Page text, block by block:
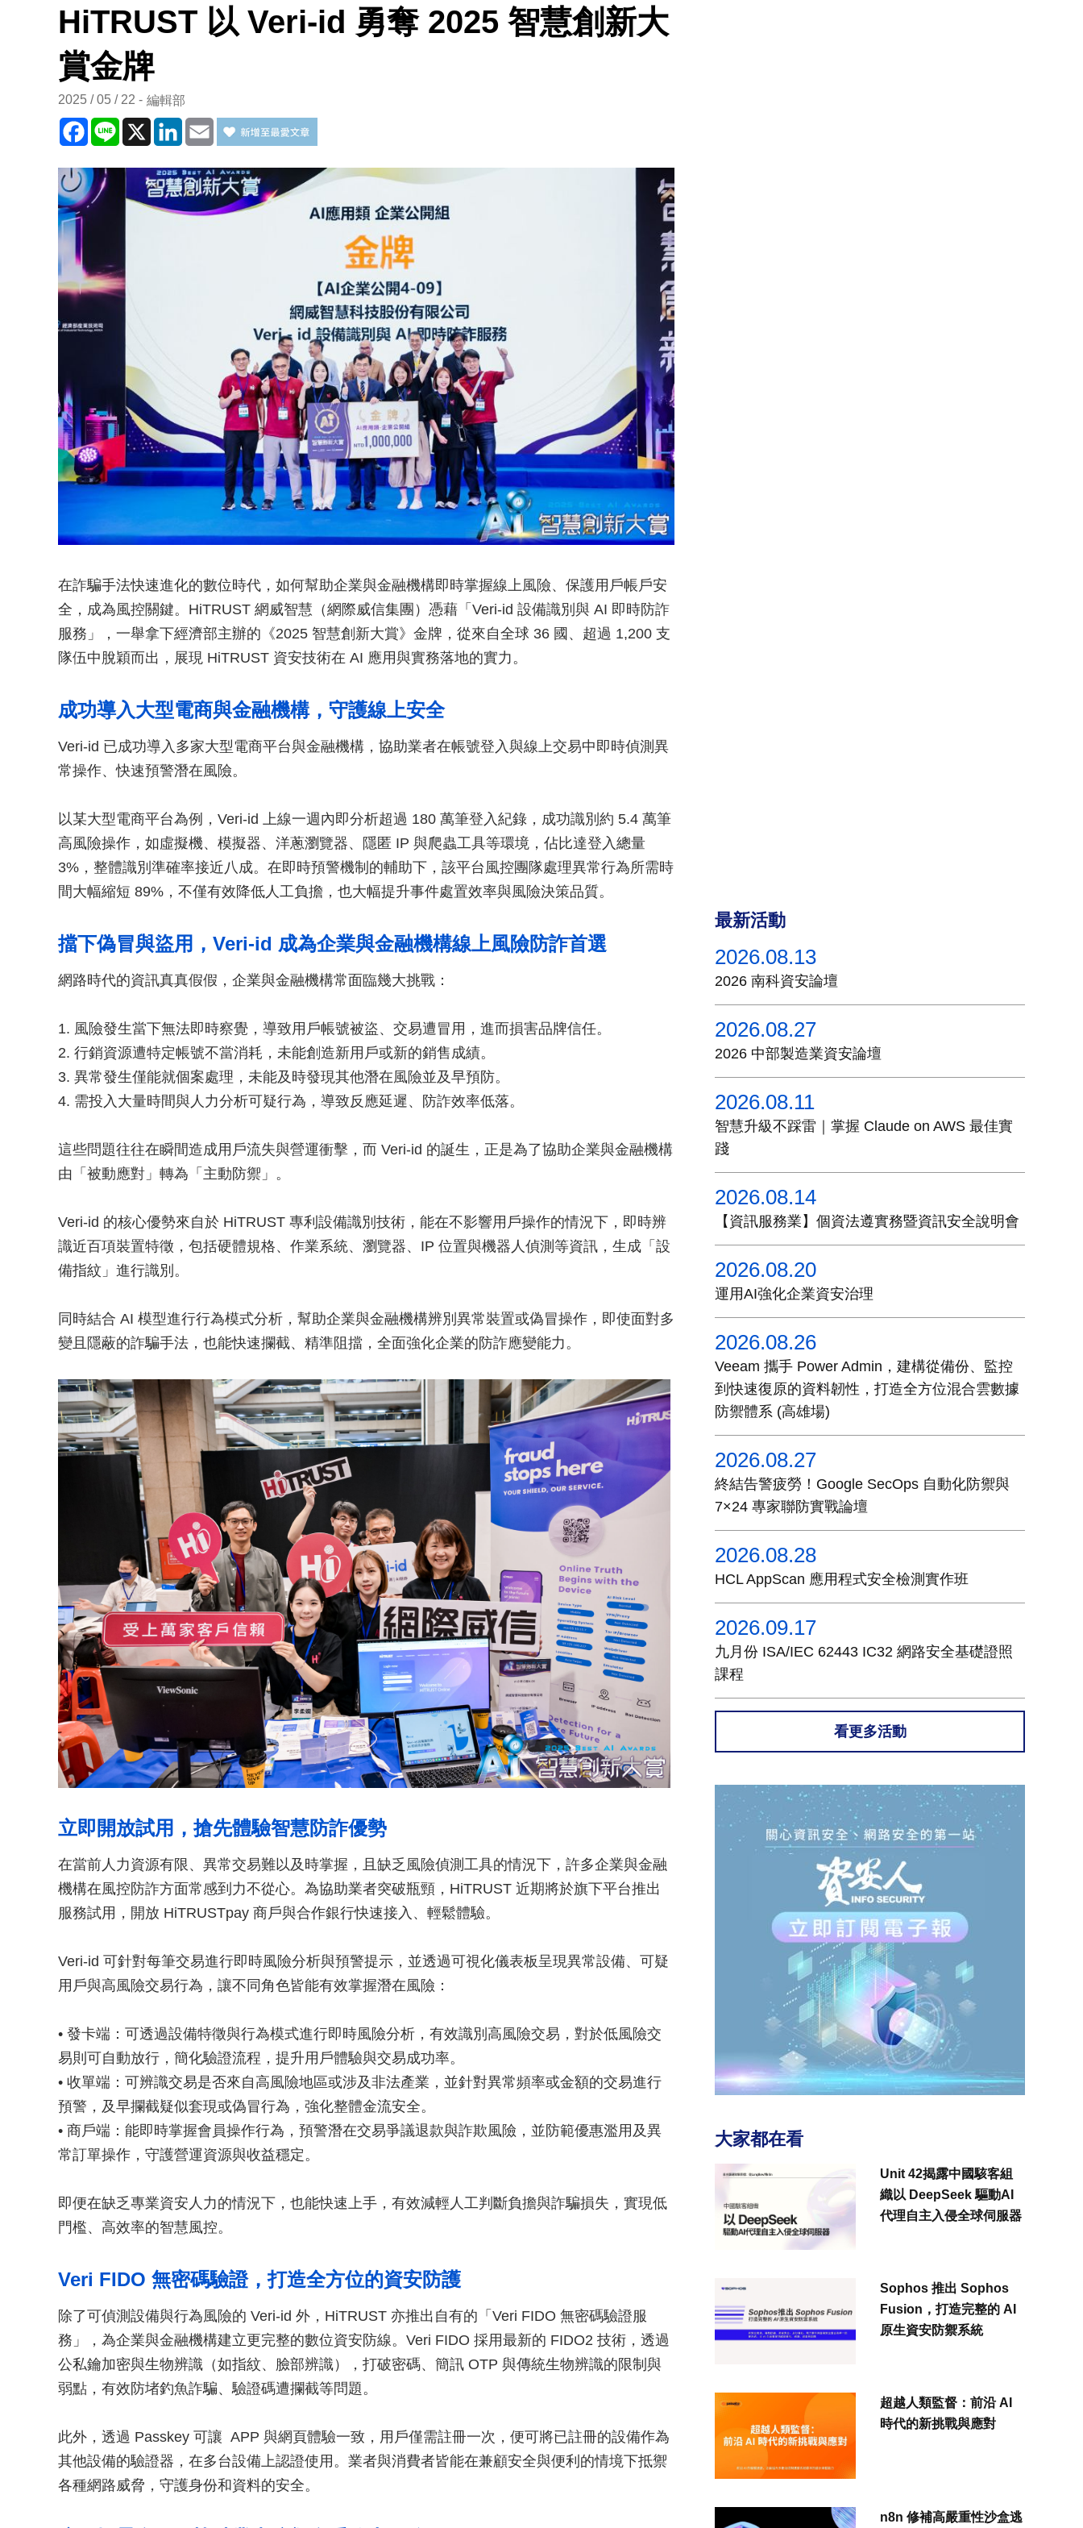
HiTRUST 以 Veri-id 勇奪 2025 智慧創新大
賞金牌
2025 / 05 / 22 編輯部
Facebook
Line X LinkedInEmail
在詐騙手法快速進化的數位時代，如何幫助企業與金融機構即時掌握線上風險、保護用戶帳戶安
全，成為風控關鍵。HiTRUST 網威智慧（網際威信集團）憑藉「Veri-id 設備識別與 AI 即時防詐
服務」，一舉拿下經濟部主辦的《2025 智慧創新大賞》金牌，從來自全球 36 國、超過 1,200 支
隊伍中脫穎而出，展現 HiTRUST 資安技術在 AI 應用與實務落地的實力。
成功導入大型電商與金融機構，守護線上安全
Veri-id 已成功導入多家大型電商平台與金融機構，協助業者在帳號登入與線上交易中即時偵測異
常操作、快速預警潛在風險。
以某大型電商平台為例，Veri-id 上線一週內即分析超過 180 萬筆登入紀錄，成功識別約 5.4 萬筆
高風險操作，如虛擬機、模擬器、洋蔥瀏覽器、隱匿 IP 與爬蟲工具等環境，佔比達登入總量
3%，整體識別準確率接近八成。在即時預警機制的輔助下，該平台風控團隊處理異常行為所需時
間大幅縮短 89%，不僅有效降低人工負擔，也大幅提升事件處置效率與風險決策品質。
擋下偽冒與盜用，Veri-id 成為企業與金融機構線上風險防詐首選
網路時代的資訊真真假假，企業與金融機構常面臨幾大挑戰：
1. 風險發生當下無法即時察覺，導致用戶帳號被盜、交易遭冒用，進而損害品牌信任。
2. 行銷資源遭特定帳號不當消耗，未能創造新用戶或新的銷售成績。
3. 異常發生僅能就個案處理，未能及時發現其他潛在風險並及早預防。
4. 需投入大量時間與人力分析可疑行為，導致反應延遲、防詐效率低落。
這些問題往往在瞬間造成用戶流失與營運衝擊，而 Veri-id 的誕生，正是為了協助企業與金融機構
由「被動應對」轉為「主動防禦」。
Veri-id 的核心優勢來自於 HiTRUST 專利設備識別技術，能在不影響用戶操作的情況下，即時辨
識近百項裝置特徵，包括硬體規格、作業系統、瀏覽器、IP 位置與機器人偵測等資訊，生成「設
備指紋」進行識別。
同時結合 AI 模型進行行為模式分析，幫助企業與金融機構辨別異常裝置或偽冒操作，即使面對多
變且隱蔽的詐騙手法，也能快速攔截、精準阻擋，全面強化企業的防詐應變能力。
立即開放試用，搶先體驗智慧防詐優勢
在當前人力資源有限、異常交易難以及時掌握，且缺乏風險偵測工具的情況下，許多企業與金融
機構在風控防詐方面常感到力不從心。為協助業者突破瓶頸，HiTRUST 近期將於旗下平台推出
服務試用，開放 HiTRUSTpay 商戶與合作銀行快速接入、輕鬆體驗。
Veri-id 可針對每筆交易進行即時風險分析與預警提示，並透過可視化儀表板呈現異常設備、可疑
用戶與高風險交易行為，讓不同角色皆能有效掌握潛在風險：
• 發卡端：可透過設備特徵與行為模式進行即時風險分析，有效識別高風險交易，對於低風險交
易則可自動放行，簡化驗證流程，提升用戶體驗與交易成功率。
• 收單端：可辨識交易是否來自高風險地區或涉及非法產業，並針對異常頻率或金額的交易進行
預警，及早攔截疑似套現或偽冒行為，強化整體金流安全。
• 商戶端：能即時掌握會員操作行為，預警潛在交易爭議退款與詐欺風險，並防範優惠濫用及異
常訂單操作，守護營運資源與收益穩定。
即便在缺乏專業資安人力的情況下，也能快速上手，有效減輕人工判斷負擔與詐騙損失，實現低
門檻、高效率的智慧風控。
Veri FIDO 無密碼驗證，打造全方位的資安防護
除了可偵測設備與行為風險的 Veri-id 外，HiTRUST 亦推出自有的「Veri FIDO 無密碼驗證服
務」，為企業與金融機構建立更完整的數位資安防線。Veri FIDO 採用最新的 FIDO2 技術，透過
公私鑰加密與生物辨識（如指紋、臉部辨識），打破密碼、簡訊 OTP 與傳統生物辨識的限制與
弱點，有效防堵釣魚詐騙、驗證碼遭攔截等問題。
此外，透過 Passkey 可讓 APP 與網頁體驗一致，用戶僅需註冊一次，便可將已註冊的設備作為
其他設備的驗證器，在多台設備上認證使用。業者與消費者皆能在兼顧安全與便利的情境下抵禦
各種網路威脅，守護身份和資料的安全。
最新活動
2026.08.13
2026 南科資安論壇
2026.08.27
2026 中部製造業資安論壇
2026.08.11
智慧升級不踩雷｜掌握 Claude on AWS 最佳實
踐
2026.08.14
【資訊服務業】個資法遵實務暨資訊安全說明會
2026.08.20
運用AI強化企業資安治理
2026.08.26
Veeam 攜手 Power Admin，建構從備份、監控
到快速復原的資料韌性，打造全方位混合雲數據
防禦體系 (高雄場)
2026.08.27
終結告警疲勞！Google SecOps 自動化防禦與
7×24 專家聯防實戰論壇
2026.08.28
HCL AppScan 應用程式安全檢測實作班
2026.09.17
九月份 ISA/IEC 62443 IC32 網路安全基礎證照
課程
看更多活動
大家都在看
Unit 42揭露中國駭客組
織以 DeepSeek 驅動AI
代理自主入侵全球伺服器
Sophos 推出 Sophos
Fusion，打造完整的 AI
原生資安防禦系統
超越人類監督：前沿 AI
時代的新挑戰與應對
n8n 修補高嚴重性沙盒逃